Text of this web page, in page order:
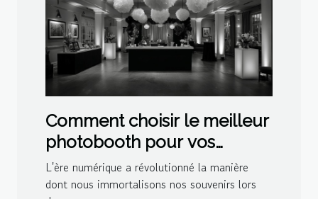
Comment choisir le meilleur
photobooth pour vos
événements spéciaux
L'ère numérique a révolutionné la manière
dont nous immortalisons nos souvenirs lors